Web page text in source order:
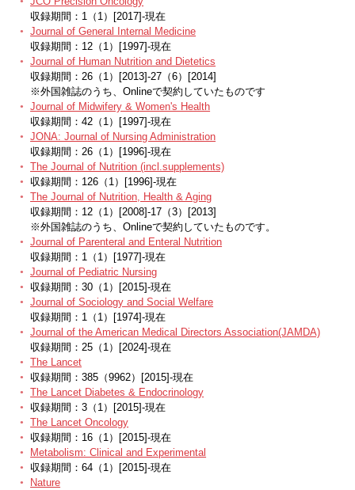
収録期間：1（1）[2017]-現在
Journal of General Internal Medicine
収録期間：12（1）[1997]-現在
Journal of Human Nutrition and Dietetics
収録期間：26（1）[2013]-27（6）[2014]
※外国雑誌のうち、Onlineで契約していたものです
Journal of Midwifery & Women's Health
収録期間：42（1）[1997]-現在
JONA: Journal of Nursing Administration
収録期間：26（1）[1996]-現在
The Journal of Nutrition (incl.supplements)
収録期間：126（1）[1996]-現在
The Journal of Nutrition, Health & Aging
収録期間：12（1）[2008]-17（3）[2013]
※外国雑誌のうち、Onlineで契約していたものです。
Journal of Parenteral and Enteral Nutrition
収録期間：1（1）[1977]-現在
Journal of Pediatric Nursing
収録期間：30（1）[2015]-現在
Journal of Sociology and Social Welfare
収録期間：1（1）[1974]-現在
Journal of the American Medical Directors Association(JAMDA)
収録期間：25（1）[2024]-現在
The Lancet
収録期間：385（9962）[2015]-現在
The Lancet Diabetes & Endocrinology
収録期間：3（1）[2015]-現在
The Lancet Oncology
収録期間：16（1）[2015]-現在
Metabolism: Clinical and Experimental
収録期間：64（1）[2015]-現在
Nature